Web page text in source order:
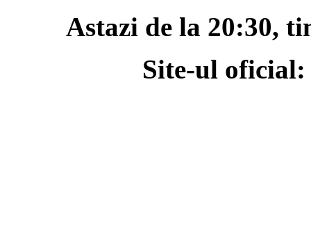
Astazi de la 20:30,
Site-ul